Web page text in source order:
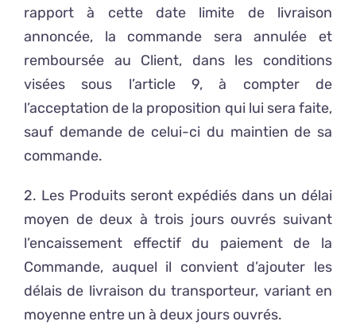
rapport à cette date limite de livraison
annoncée, la commande sera annulée et
remboursée au Client, dans les conditions
visées sous l’article 9, à compter de
l’acceptation de la proposition qui lui sera faite,
sauf demande de celui-ci du maintien de sa
commande.
2. Les Produits seront expédiés dans un délai
moyen de deux à trois jours ouvrés suivant
l’encaissement effectif du paiement de la
Commande, auquel il convient d’ajouter les
délais de livraison du transporteur, variant en
moyenne entre un à deux jours ouvrés.